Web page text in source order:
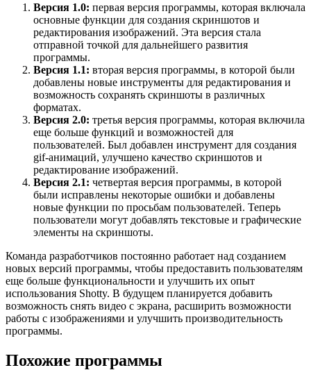
Версия 1.0: первая версия программы, которая включала
основные функции для создания скриншотов и
редактирования изображений. Эта версия стала
отправной точкой для дальнейшего развития
программы.
Версия 1.1: вторая версия программы, в которой были
добавлены новые инструменты для редактирования и
возможность сохранять скриншоты в различных
форматах.
Версия 2.0: третья версия программы, которая включила
еще больше функций и возможностей для
пользователей. Был добавлен инструмент для создания
gif-анимаций, улучшено качество скриншотов и
редактирование изображений.
Версия 2.1: четвертая версия программы, в которой
были исправлены некоторые ошибки и добавлены
новые функции по просьбам пользователей. Теперь
пользователи могут добавлять текстовые и графические
элементы на скриншоты.
Команда разработчиков постоянно работает над созданием
новых версий программы, чтобы предоставить пользователям
еще больше функциональности и улучшить их опыт
использования Shotty. В будущем планируется добавить
возможность снять видео с экрана, расширить возможности
работы с изображениями и улучшить производительность
программы.
Похожие программы